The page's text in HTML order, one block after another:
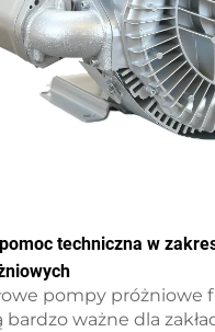
techniczna w
pompy próżniowe
bardzo ważne dla